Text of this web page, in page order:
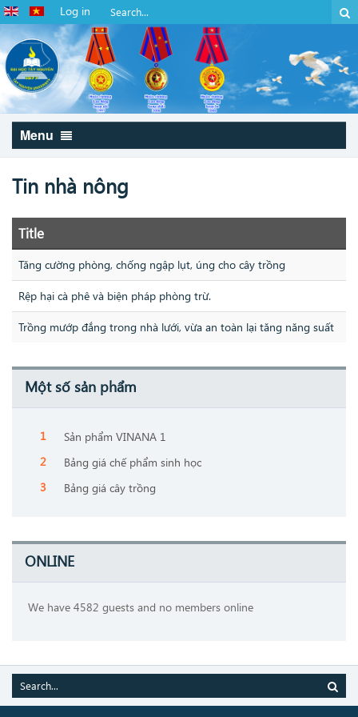
Log in
Menu
Tin nhà nông
Title
Tăng cường phòng, chống ngập lụt, úng cho cây trồng
Rệp hại cà phê và biện pháp phòng trừ.
Trồng mướp đắng trong nhà lưới, vừa an toàn lại tăng năng suất
Một số sản phẩm
Sản phẩm VINANA 1
Bảng giá chế phẩm sinh học
Bảng giá cây trồng
ONLINE
We have 4582 guests and no members online